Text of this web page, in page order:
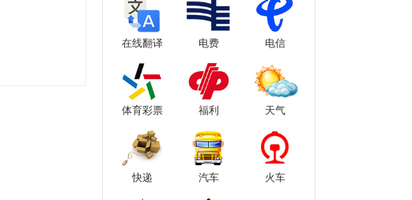
在线翻译 电费 电信
体育彩票 福利 天气
快递 汽车 火车